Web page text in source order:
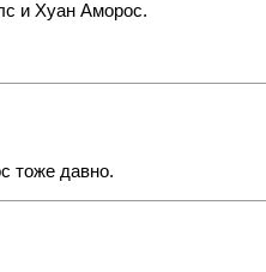
и Хуан Аморос.
тоже давно.